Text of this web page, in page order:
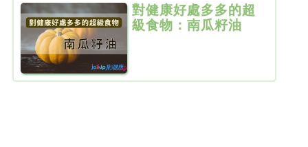
對健康好處多多的超
級食物：南瓜籽油